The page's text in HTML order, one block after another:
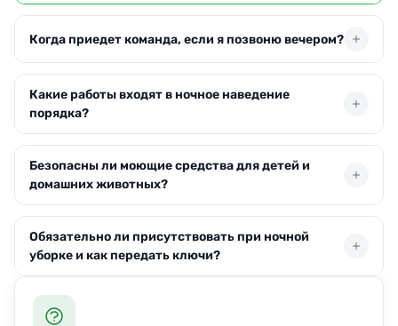
Когда приедет команда, если я позвоню вечером?
заявку до 21:00, специалисты прибудут в течение 2–3
часов. Для заказов позже этого времени подача
машины согласовывается индивидуально.
Какие работы входят в ночное наведение
порядка?
поверхностей, мойка полов, санузлов, вынос мусора и
протирка зеркал. Дополнительно можно заказать
чистку ковров или мытьё духовки.
Безопасны ли моющие средства для детей и
домашних животных?
отдушек. После проветривания помещения следов
химии не остаётся — это подтверждено испытаниями.
Обязательно ли присутствовать при ночной
уборке и как передать ключи?
Дожидаться сотрудников не обязательно. Оставьте
ключи в сейф-боксе у двери или у консьержа, а мы